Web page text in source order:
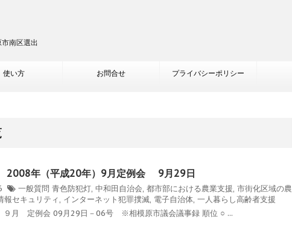
南区選出
使い方 お問合せ プライバシーポリシー
年（平成20年）9月定例会 9月29日
一般質問 青色防犯灯, 中和田自治会, 都市部における農業支援, 市街化区域の農
報セキュリティ, インターネット犯罪撲滅, 電子自治体, 一人暮らし高齢者支援
月 定例会 09月29日－06号 ※相模原市議会議事録 順位 ○ ...